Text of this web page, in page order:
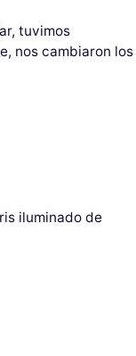
tuvimos
nos cambiaron los
iluminado de